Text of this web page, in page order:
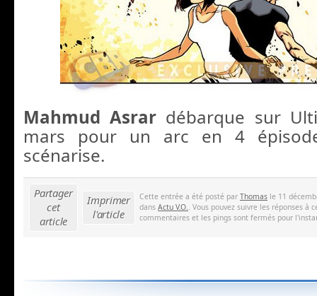
Mahmud Asrar débarque sur
mars pour un arc en 4
scénarise.
Partager
cet
article
Imprimer
l'article
Cette entrée a été posté par Thomas le 11
dans Actu V.O.
. Vous pouvez suivre les réponses à
commentaires et les pings sont fermés pour